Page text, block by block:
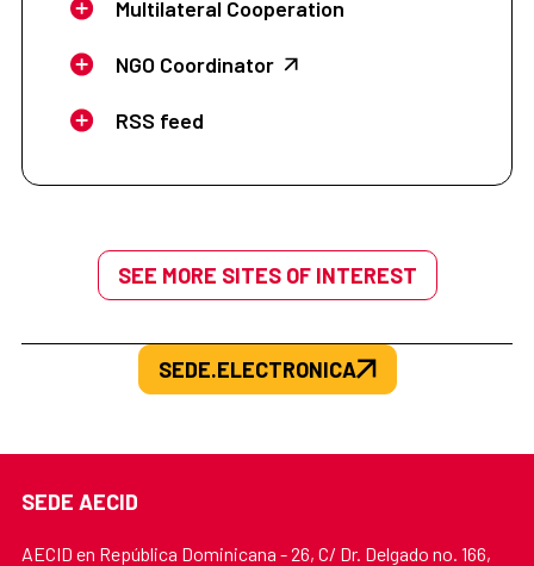
Multilateral Cooperation
NGO Coordinator
RSS feed
SEE MORE SITES OF INTEREST
SEDE.ELECTRONICA
SEDE AECID
AECID en República Dominicana - 26, C/ Dr. Delgado no. 166,